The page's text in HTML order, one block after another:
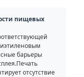
пищевых
барьеры
отсутствие